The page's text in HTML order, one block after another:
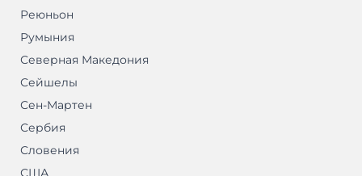
Реюньон
Румыния
Северная Македония
Сейшелы
Сен-Мартен
Сербия
Словения
США